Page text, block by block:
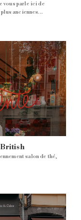
vous parle ici de
anciennes...
British
salon de thé,